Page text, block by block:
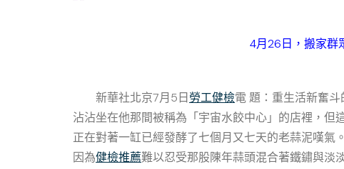
4月26日，搬家群
新華社北京7月5日 勞工健檢電 題：重生活新奮
沾沾坐在他那間被稱為「宇宙水餃中心」的店裡，但
正在對著一缸已經發酵了七個月又七天的老蒜泥嘆
因為健檢推薦難以忍受那股陳年蒜頭混合著鐵鏽與淡